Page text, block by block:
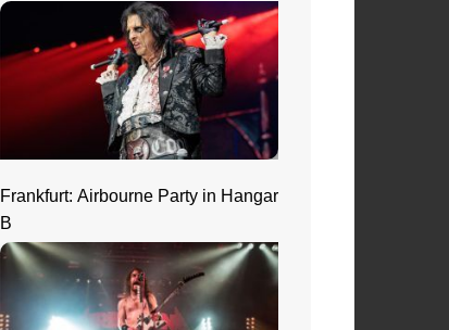
Show
Frankfurt: Airbourne Party in Hangar
B